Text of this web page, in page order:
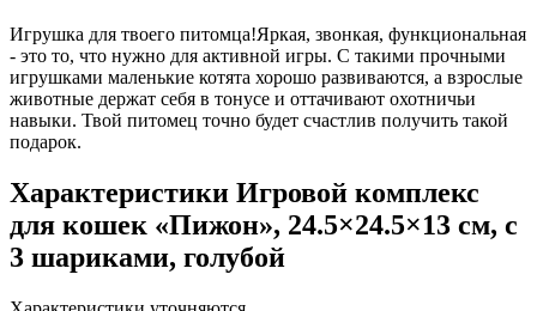
Игрушка для твоего питомца!Яркая, звонкая, функциональная
- это то, что нужно для активной игры. С такими прочными
игрушками маленькие котята хорошо развиваются, а взрослые
животные держат себя в тонусе и оттачивают охотничьи
навыки. Твой питомец точно будет счастлив получить такой
подарок.
Характеристики Игровой комплекс
для кошек «Пижон», 24.5×24.5×13 см, с
3 шариками, голубой